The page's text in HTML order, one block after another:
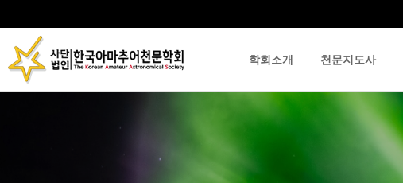
학회소개 천문지도사
하위분류 하위분류